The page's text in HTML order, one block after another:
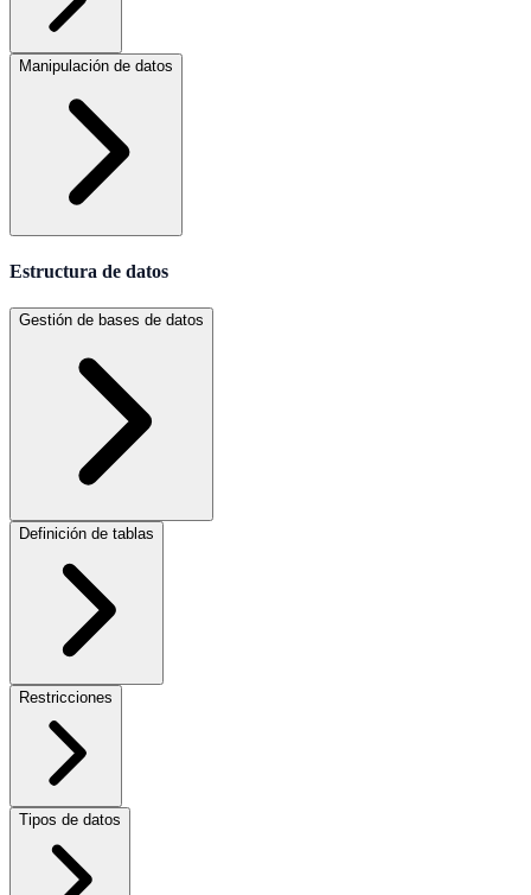
Manipulación de datos
Estructura de datos
Gestión de bases de datos
Definición de tablas
Restricciones
Tipos de datos